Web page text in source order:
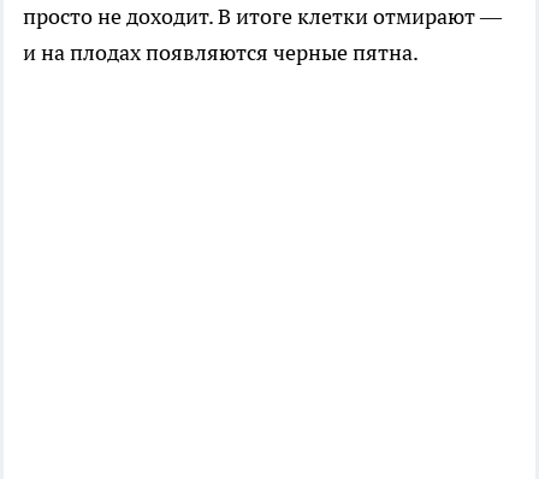
просто не доходит. В итоге клетки отмирают —
и на плодах появляются черные пятна.